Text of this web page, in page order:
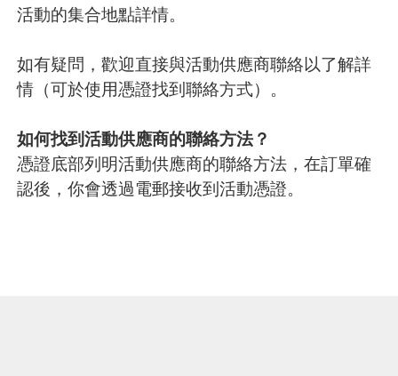
活動的集合地點詳情。
如有疑問，歡迎直接與活動供應商聯絡以了解詳
情（可於使用憑證找到聯絡方式）。
如何找到活動供應商的聯絡方法？
憑證底部列明活動供應商的聯絡方法，在訂單確
認後，你會透過電郵接收到活動憑證。